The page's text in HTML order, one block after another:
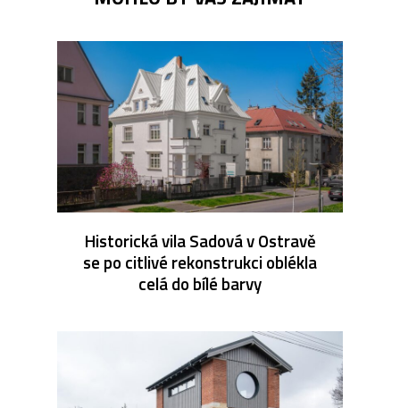
Historická vila Sadová v Ostravě
se po citlivé rekonstrukci oblékla
celá do bílé barvy